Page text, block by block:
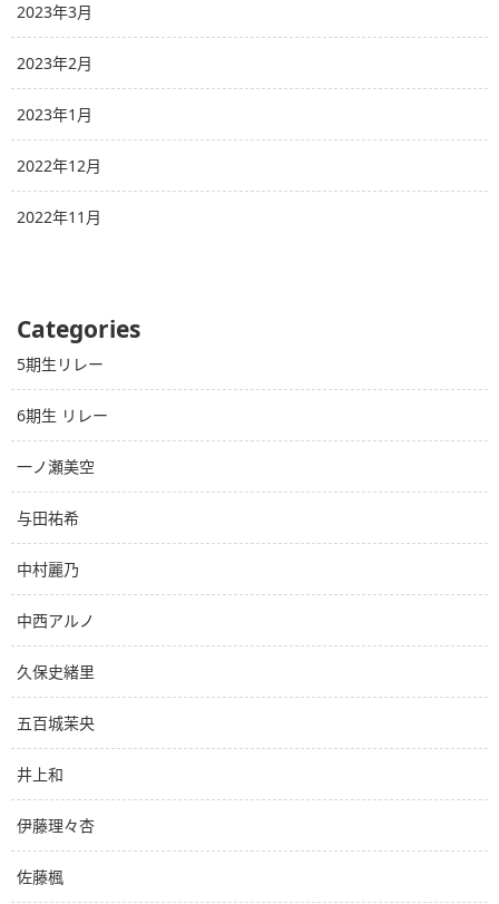
2023年3月
2023年2月
2023年1月
2022年12月
2022年11月
Categories
5期生リレー
6期生 リレー
一ノ瀬美空
与田祐希
中村麗乃
中西アルノ
久保史緒里
五百城茉央
井上和
伊藤理々杏
佐藤楓